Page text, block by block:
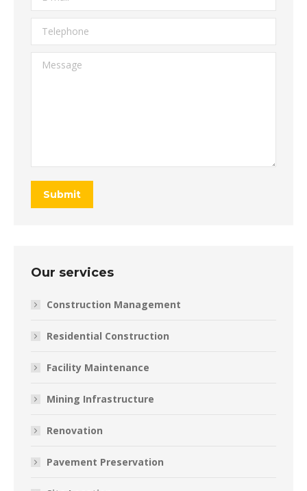
Telephone
Message
Submit
Our services
Construction Management
Residential Construction
Facility Maintenance
Mining Infrastructure
Renovation
Pavement Preservation